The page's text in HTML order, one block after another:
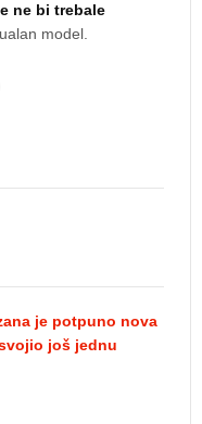
ne bi trebale
model.
je potpuno nova
još jednu